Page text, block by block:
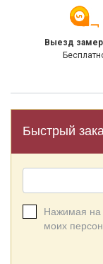
Выезд
Быстрый
Нажимая на
моих